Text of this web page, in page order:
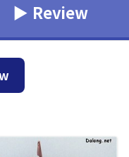
▶ Review